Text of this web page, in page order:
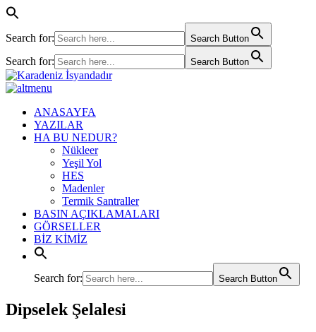
Search for: Search Button
Search for: Search Button
ANASAYFA
YAZILAR
HA BU NEDUR?
Nükleer
Yeşil Yol
HES
Madenler
Termik Santraller
BASIN AÇIKLAMALARI
GÖRSELLER
BİZ KİMİZ
Search for: Search Button
Dipselek Şelalesi